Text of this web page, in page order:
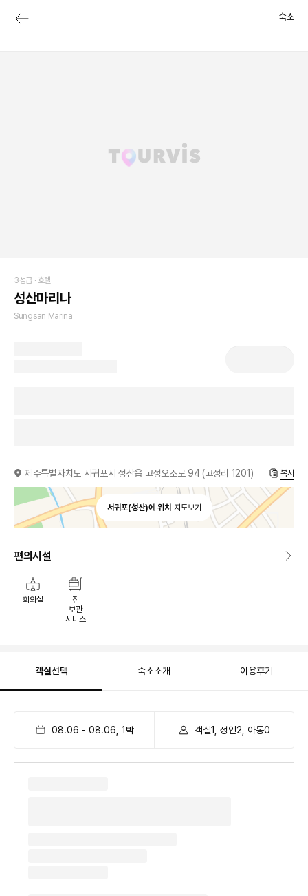
숙소
3성급 · 호텔
성산마리나
Sungsan Marina
제주특별자치도 서귀포시 성산읍 고성오조로 94 (고성리 1201) 복사
서귀포(성산)에 위치 지도보기
편의시설
회의실
짐
보관
서비스
객실선택 숙소소개 이용후기
08.06 - 08.06 1 박 객실1, 성인2, 아동0